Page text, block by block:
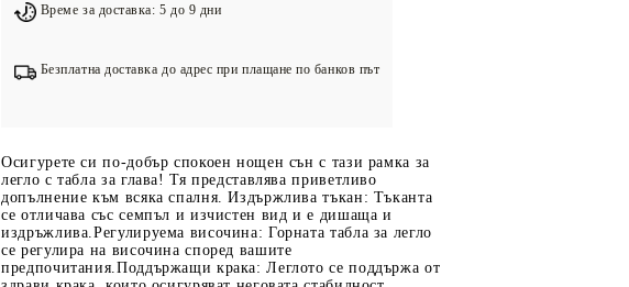
Време за доставка: 5 до 9 дни
Безплатна доставка до адрес при плащане по банков път
Осигурете си по-добър спокоен нощен сън с тази рамка за
легло с табла за глава! Тя представлява приветливо
допълнение към всяка спалня. Издържлива тъкан: Тъканта
се отличава със семпъл и изчистен вид и е дишаща и
издръжлива.Регулируема височина: Горната табла за легло
се регулира на височина според вашите
предпочитания.Поддържащи крака: Леглото се поддържа от